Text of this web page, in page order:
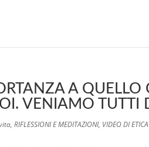
A QUELLO
VENIAMO TUTTI
, RIFLESSIONI E MEDITAZIONI, VIDEO DI